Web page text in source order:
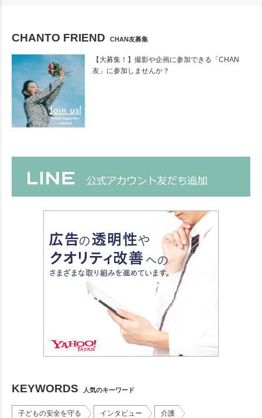
CHANTO FRIEND CHAN友募集
【大募集！】撮影や企画に参加できる「CHAN
友」に参加しませんか？
KEYWORDS 人気のキーワード
子どもの安全を守る インタビュー 介護